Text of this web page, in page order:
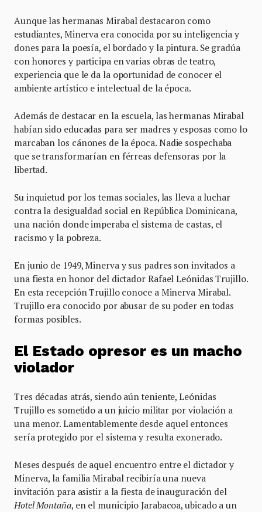
Aunque las hermanas Mirabal destacaron como
estudiantes, Minerva era conocida por su inteligencia y
dones para la poesía, el bordado y la pintura. Se gradúa
con honores y participa en varias obras de teatro,
experiencia que le da la oportunidad de conocer el
ambiente artístico e intelectual de la época.
Además de destacar en la escuela, las hermanas Mirabal
habían sido educadas para ser madres y esposas como lo
marcaban los cánones de la época. Nadie sospechaba
que se transformarían en férreas defensoras por la
libertad.
Su inquietud por los temas sociales, las lleva a luchar
contra la desigualdad social en República Dominicana,
una nación donde imperaba el sistema de castas, el
racismo y la pobreza.
En junio de 1949, Minerva y sus padres son invitados a
una fiesta en honor del dictador Rafael Leónidas Trujillo.
En esta recepción Trujillo conoce a Minerva Mirabal.
Trujillo era conocido por abusar de su poder en todas
formas posibles.
El Estado opresor es un macho
violador
Tres décadas atrás, siendo aún teniente, Leónidas
Trujillo es sometido a un juicio militar por violación a
una menor. Lamentablemente desde aquel entonces
sería protegido por el sistema y resulta exonerado.
Meses después de aquel encuentro entre el dictador y
Minerva, la familia Mirabal recibiría una nueva
invitación para asistir a la fiesta de inauguración del
Hotel Montaña, en el municipio Jarabacoa, ubicado a un